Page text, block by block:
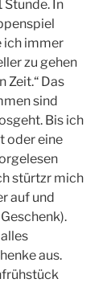
Stunde. In
ich immer
zu gehen
Zeit.“ Das
sind
Bis ich
oder eine
stürtzr mich
auf und
aus.